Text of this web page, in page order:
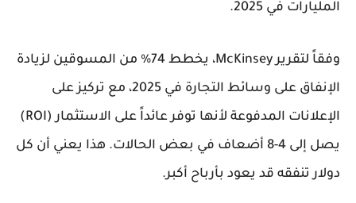
المليارات في 2025.
وفقاً لتقرير McKinsey، يخطط 74% من المسوقين لزيادة
الإنفاق على وسائط التجارة في 2025، مع تركيز على
الإعلانات المدفوعة لأنها توفر عائداً على الاستثمار (ROI)
يصل إلى 4-8 أضعاف في بعض الحالات. هذا يعني أن كل
دولار تنفقه قد يعود بأرباح أكبر.